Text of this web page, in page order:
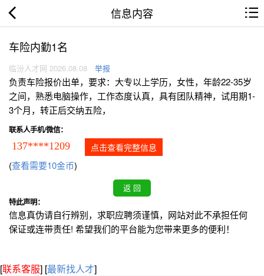
信息内容
车险内勤1名
临汾人才网 2026.08.08 举报
负责车险报价出单，要求：大专以上学历，女性，年龄22-35岁
之间，熟悉电脑操作，工作态度认真，具有团队精神，试用期1-
3个月，转正后交纳五险，
联系人手机/微信：
137****1209 点击查看完整信息
(查看需要10金币)
特此声明：
信息真伪请自行辨别，求职应聘须谨慎，网站对此不承担任何
保证或连带责任! 希望我们的平台能为您带来更多的便利！
[联系客服] [最新找人才]